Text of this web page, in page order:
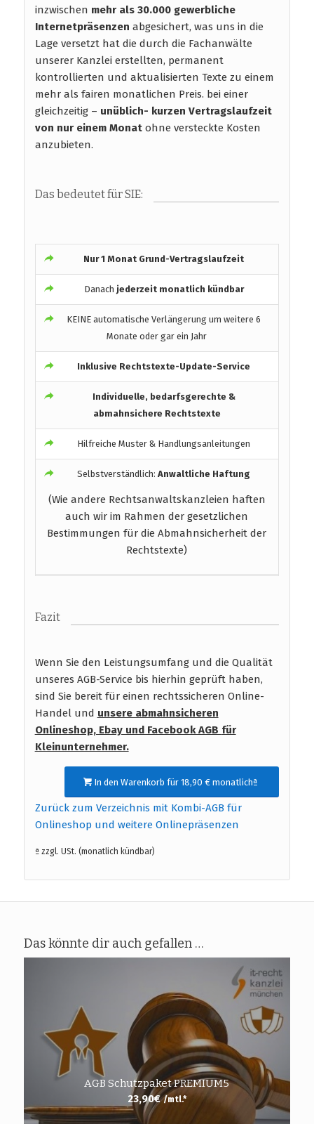
inzwischen mehr als 30.000 gewerbliche
Internetpräsenzen abgesichert, was uns in die
Lage versetzt hat die durch die Fachanwälte
unserer Kanzlei erstellten, permanent
kontrollierten und aktualisierten Texte zu einem
mehr als fairen monatlichen Preis. bei einer
gleichzeitig – unüblich- kurzen Vertragslaufzeit
von nur einem Monat ohne versteckte Kosten
anzubieten.
Das bedeutet für SIE:
Nur 1 Monat Grund-Vertragslaufzeit
Danach jederzeit monatlich kündbar
KEINE automatische Verlängerung um weitere 6
Monate oder gar ein Jahr
Inklusive Rechtstexte-Update-Service
Individuelle, bedarfsgerechte &
abmahnsichere Rechtstexte
Hilfreiche Muster & Handlungsanleitungen
Selbstverständlich:Anwaltliche Haftung
(Wie andere Rechtsanwaltskanzleien haften
auch wir im Rahmen der gesetzlichen
Bestimmungen für die Abmahnsicherheit der
Rechtstexte)
Fazit
Wenn Sie den Leistungsumfang und die Qualität
unseres AGB-Service bis hierhin geprüft haben,
sind Sie bereit für einen rechtssicheren Online-
Handel und unsere abmahnsicheren
Onlineshop, Ebay und Facebook AGB für
Kleinunternehmer.
In den Warenkorb für 18,90 € monatlichª
Zurück zum Verzeichnis mit Kombi-AGB für
Onlineshop und weitere Onlinepräsenzen
ª zzgl. USt. (monatlich kündbar)
Das könnte dir auch gefallen …
AGB Schutzpaket PREMIUM5
23,90€ /mtl.*